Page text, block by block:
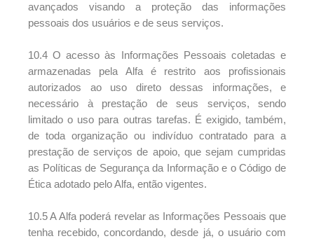
avançados visando a proteção das informações
pessoais dos usuários e de seus serviços.
10.4 O acesso às Informações Pessoais coletadas e
armazenadas pela Alfa é restrito aos profissionais
autorizados ao uso direto dessas informações, e
necessário à prestação de seus serviços, sendo
limitado o uso para outras tarefas. É exigido, também,
de toda organização ou indivíduo contratado para a
prestação de serviços de apoio, que sejam cumpridas
as Políticas de Segurança da Informação e o Código de
Ética adotado pelo Alfa, então vigentes.
10.5 A Alfa poderá revelar as Informações Pessoais que
tenha recebido, concordando, desde já, o usuário com